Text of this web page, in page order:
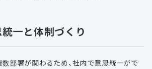
一と体制づくり
部署が関わるため、社内で意思統一がで